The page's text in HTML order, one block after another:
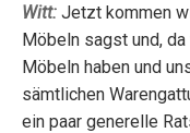
Witt: Jetzt kommen
Möbeln sagst und,
Möbeln haben und
sämtlichen
ein paar generelle